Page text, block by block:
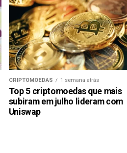
CRIPTOMOEDAS 1 semana atrás
Top 5 criptomoedas que mais
subiram em julho lideram com
Uniswap